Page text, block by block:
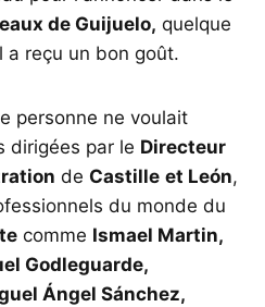
de Guijuelo, quelque
a reçu un bon goût.
personne ne voulait
dirigées par le Directeur
de Castille et León,
du monde du
comme Ismael Martin,
Godleguarde,
Ángel Sánchez,